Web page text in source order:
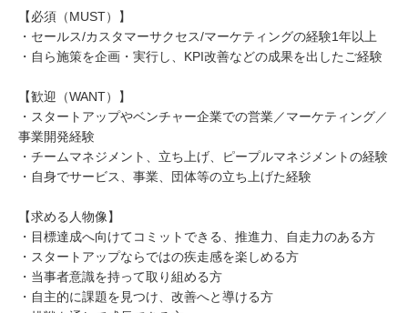
【必須（MUST）】
・セールス/カスタマーサクセス/マーケティングの経験1年以上
・自ら施策を企画・実行し、KPI改善などの成果を出したご経験
【歓迎（WANT）】
・スタートアップやベンチャー企業での営業／マーケティング／
事業開発経験
・チームマネジメント、立ち上げ、ピープルマネジメントの経験
・自身でサービス、事業、団体等の立ち上げた経験
【求める人物像】
・目標達成へ向けてコミットできる、推進力、自走力のある方
・スタートアップならではの疾走感を楽しめる方
・当事者意識を持って取り組める方
・自主的に課題を見つけ、改善へと導ける方